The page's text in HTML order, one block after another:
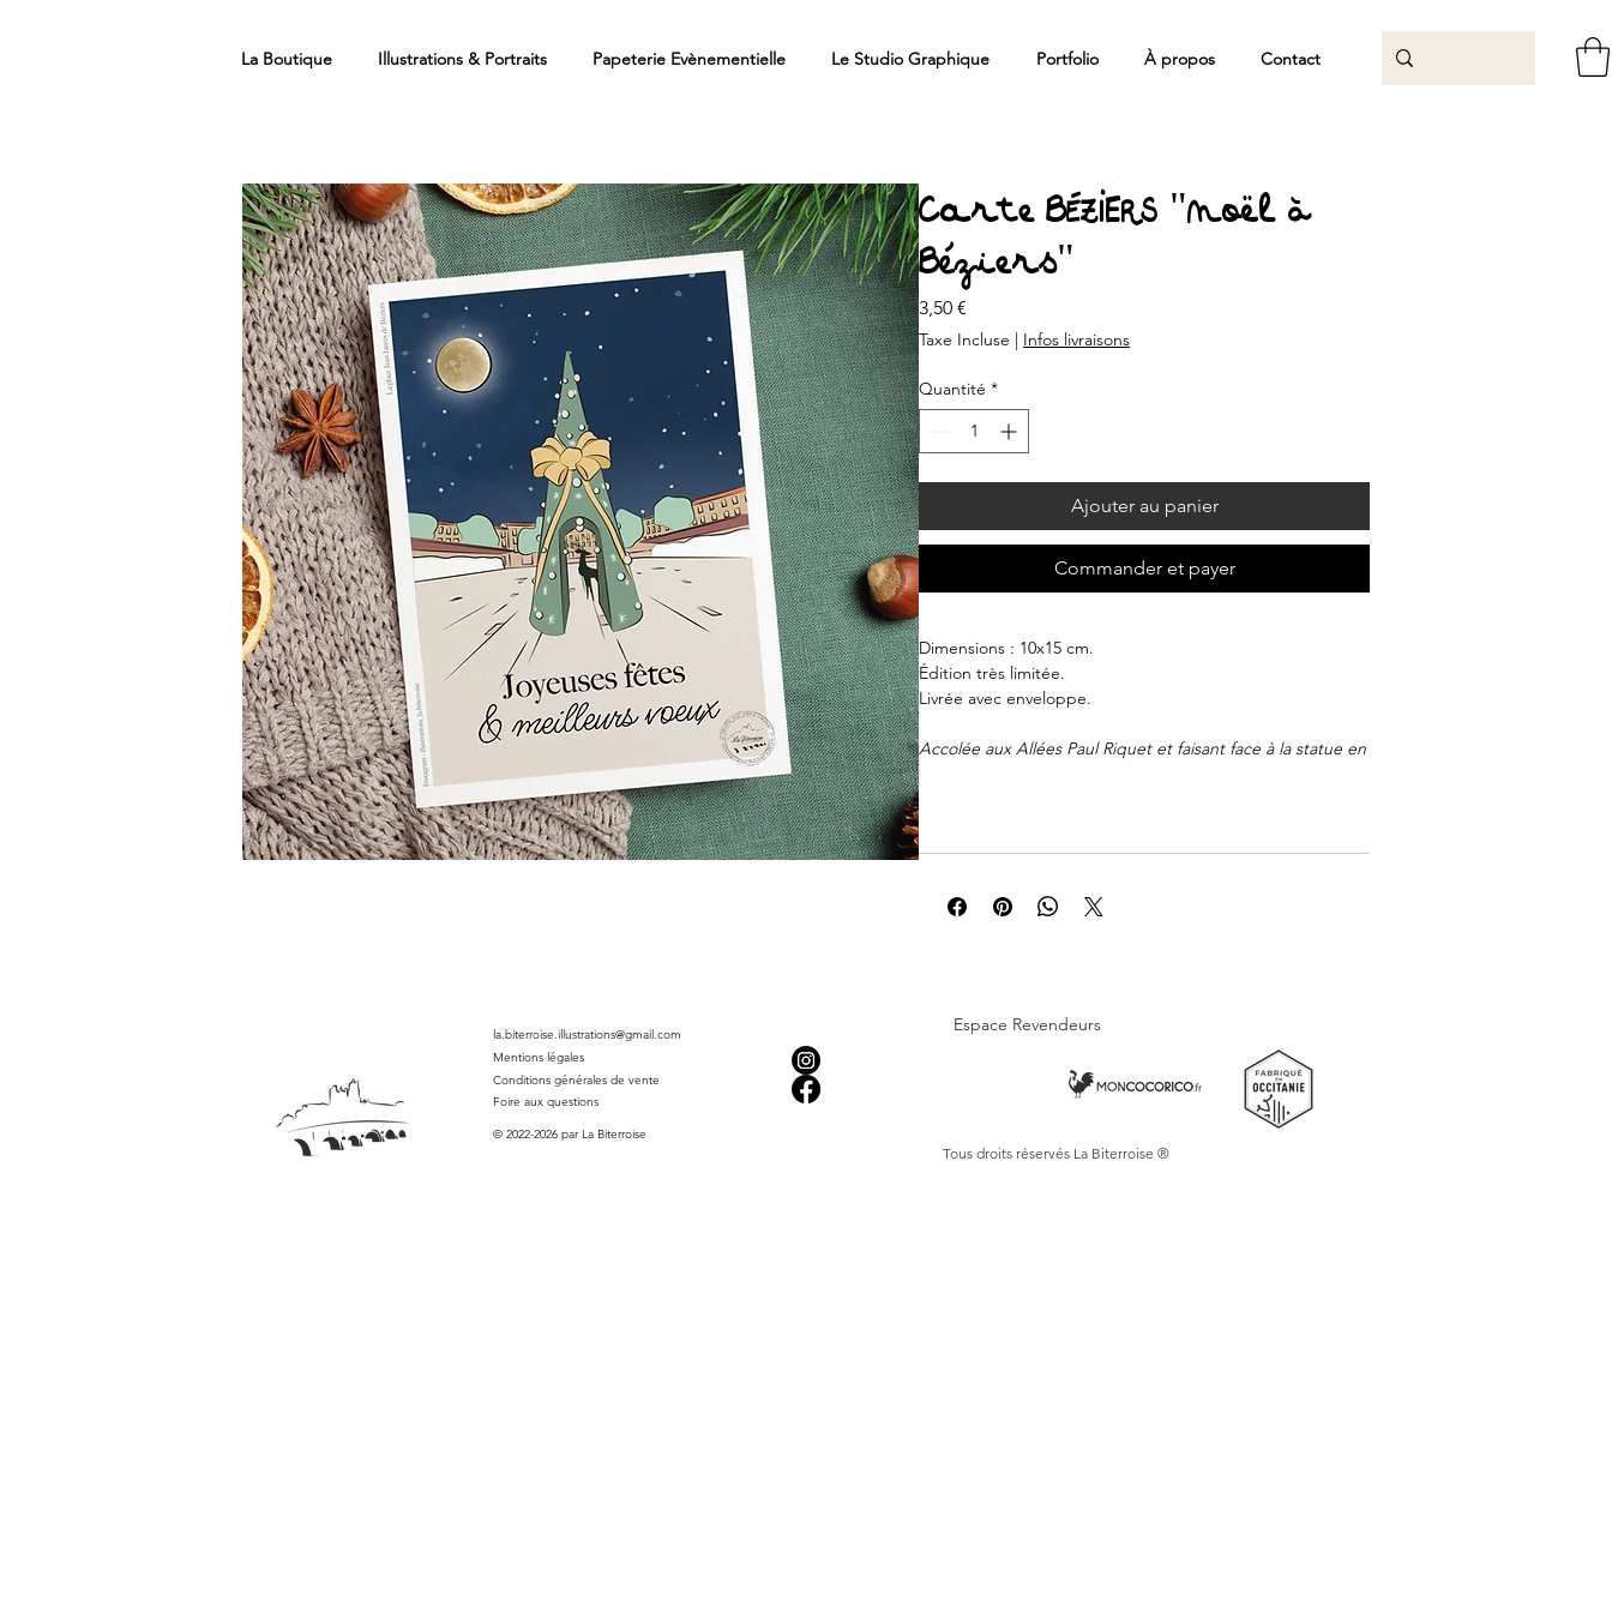
La Boutique Illustrations & Portraits Papeterie Evènementielle Le Studio Graphique Portfolio À propos Contact
Carte BÉZIERS "Noël à
Béziers"
3,50 €
Taxe Incluse | Infos livraisons
Quantité *
Ajouter au panier
Commander et payer
Dimensions : 10x15 cm.
Édition très limitée.
Livrée avec enveloppe.
Accolée aux Allées Paul Riquet et faisant face à la statue en
Ville.Également dénommée place de la Citadelle du fait de
place historique a été totalement réaménagée en 2017-
la.biterroise.illustrations@gmail.com
Mentions légales
Conditions générales de vente
Foire aux questions
© 2022-2026 par La Biterroise
Espace Revendeurs
Tous droits réservés La Biterroise ®